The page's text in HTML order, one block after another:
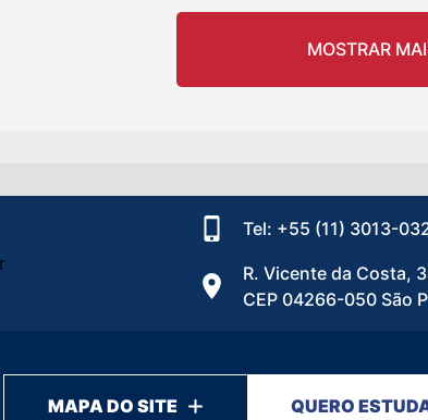
MOSTRAR
Tel: +55 (11) 3013-
R. Vicente da Costa,
CEP 04266-050 São
MAPA DO SITE QUERO